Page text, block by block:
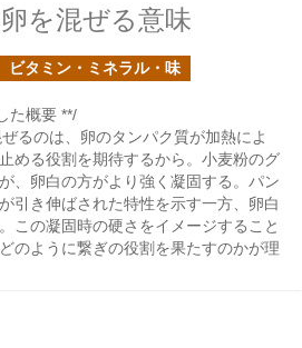
を混ぜる意味
ビタミン・ミネラル・味
た概要 **/
るのは、卵のタンパク質が加熱によ
める役割を期待するから。小麦粉のグ
、卵白の方がより強く凝固する。パン
引き伸ばされた特性を示す一方、卵白
この凝固時の硬さをイメージすること
のように繋ぎの役割を果たすのかが理